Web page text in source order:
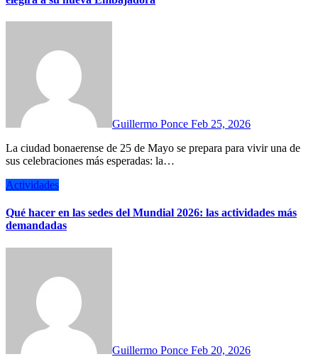
Guillermo Ponce Feb 25, 2026
La ciudad bonaerense de 25 de Mayo se prepara para vivir una de
sus celebraciones más esperadas: la…
Actividades
Qué hacer en las sedes del Mundial 2026: las actividades más
demandadas
Guillermo Ponce Feb 20, 2026